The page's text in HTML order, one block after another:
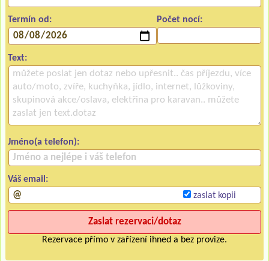
Termín od: Počet nocí:
Text:
Jméno(a telefon):
Váš email:
zaslat kopii
Rezervace přímo v zařízení ihned a bez provize.